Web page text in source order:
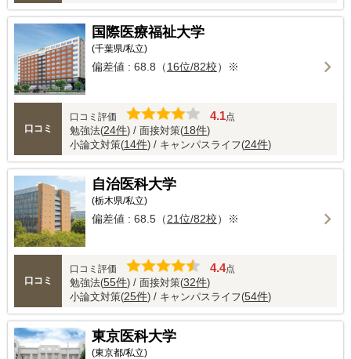
国際医療福祉大学
(千葉県/私立)
偏差値 : 68.8（16位/82校）※
口コミ
口コミ評価 4.1点
勉強法(24件) / 面接対策(18件)
小論文対策(14件) / キャンパスライフ(24件)
自治医科大学
(栃木県/私立)
偏差値 : 68.5（21位/82校）※
口コミ
口コミ評価 4.4点
勉強法(55件) / 面接対策(32件)
小論文対策(25件) / キャンパスライフ(54件)
東京医科大学
(東京都/私立)